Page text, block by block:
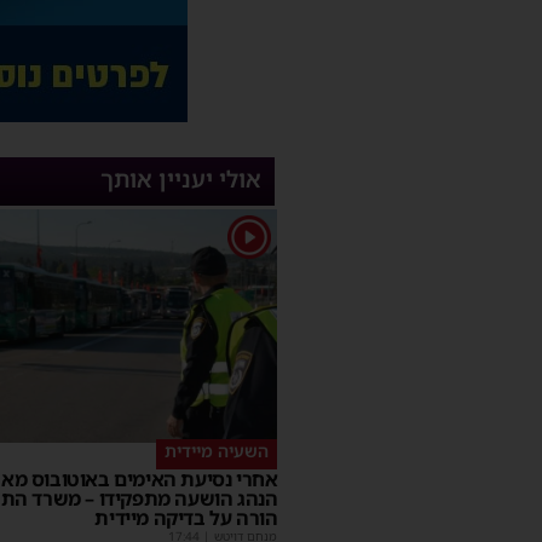
אולי יעניין אותך
1
השעיה מיידית
אחרי נסיעת האימים באוטובוס
הנהג הושעה מתפקידו – משרד
הורה על בדיקה מיידית
מנחם דויטש 17:44